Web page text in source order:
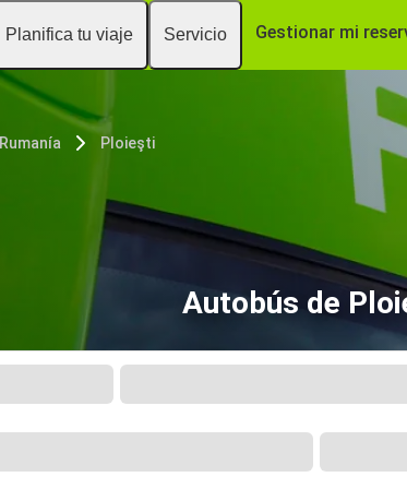
Planifica tu viaje Servicio Gestionar mi
Rumanía Ploieşti
Autobús de